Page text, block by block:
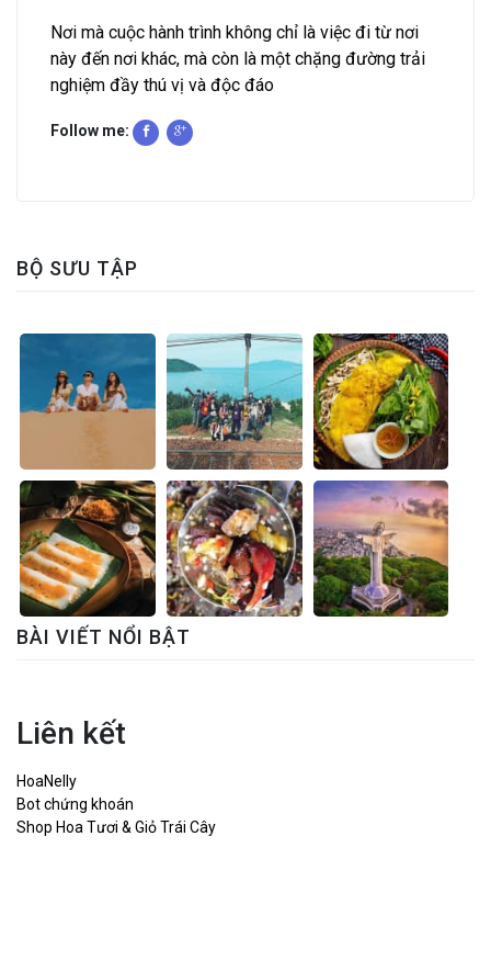
Nơi mà cuộc hành trình không chỉ là việc đi từ nơi
này đến nơi khác, mà còn là một chặng đường trải
nghiệm đầy thú vị và độc đáo
Follow me:
BỘ SƯU TẬP
BÀI VIẾT NỔI BẬT
Liên kết
HoaNelly
Bot chứng khoán
Shop Hoa Tươi & Giỏ Trái Cây